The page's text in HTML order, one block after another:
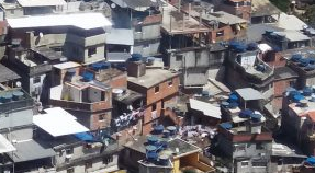
Foto-ensayos
Una noche y el amanecer
Dignidad
16 octubre 2025 Sandra Rivera 0